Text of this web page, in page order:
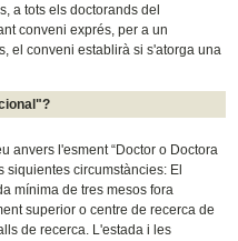
a tots els doctorands del
conveni exprés, per a un
el conveni establirà si s'atorga una
anvers l'esment “Doctor o Doctora
siquientes circumstàncies: El
mínima de tres mesos fora
superior o centre de recerca de
de recerca. L'estada i les